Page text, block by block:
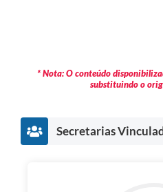
* Nota: O conteúdo
substituindo o
Secretarias